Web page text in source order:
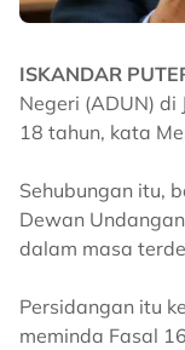
ISKANDAR
Negeri (ADUN)
18 tahun, kata
Sehubungan itu,
Dewan
dalam masa
Persidangan itu
meminda Fasal